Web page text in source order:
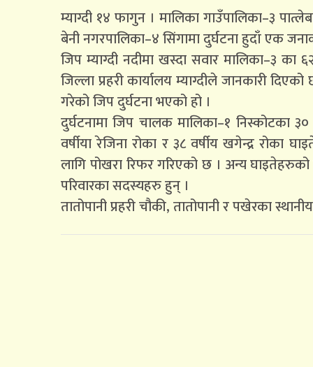
म्याग्दी १४ फागुन । मालिका गाउँपालिका–३
बेनी नगरपालिका–४ सिंगामा दुर्घटना हुदाँ एक
जिप म्याग्दी नदीमा खस्दा सवार मालिका–३ का
जिल्ला प्रहरी कार्यालय म्याग्दीले जानकारी
गरेको जिप दुर्घटना भएको हो ।
दुर्घटनामा जिप चालक मालिका–१ निस्कोटका ३०
वर्षीया रेजिना रोका र ३८ वर्षीय खगेन्द्र
लागि पोखरा रिफर गरिएको छ । अन्य
परिवारका सदस्यहरु हुन् ।
तातोपानी प्रहरी चौकी, तातोपानी र पखेरका